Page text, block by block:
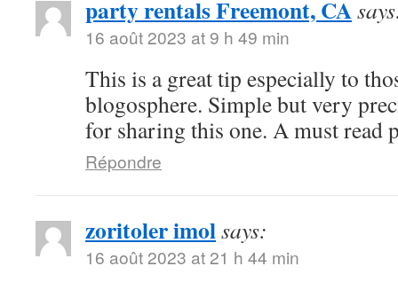
party rentals Freemont, CA
16 août 2023 at 9 h 49 min
This is a great tip especially to
blogosphere. Simple but very
for sharing this one. A must read
Répondre
zoritoler imolsays:
16 août 2023 at 21 h 44 min